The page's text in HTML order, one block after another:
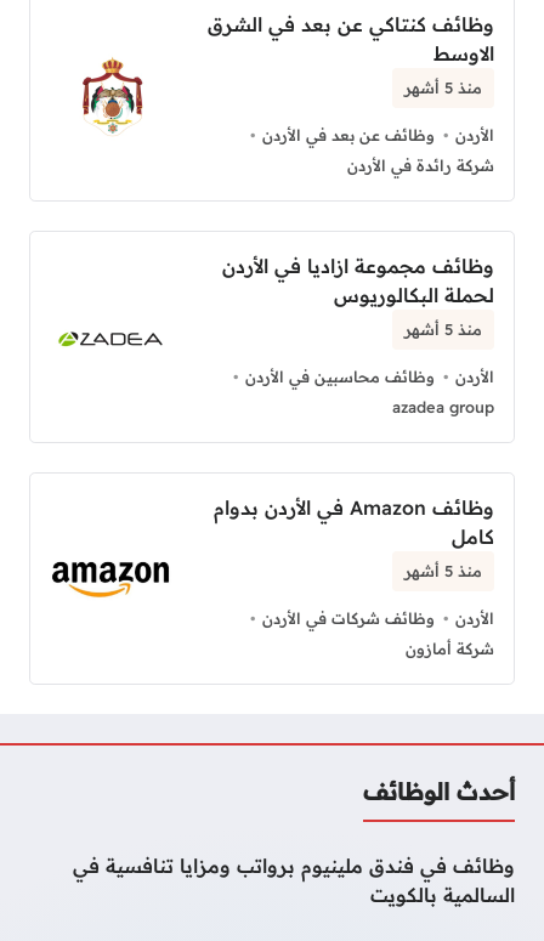
وظائف كنتاكي عن بعد في الشرق
الاوسط
منذ 5 أشهر
الأردن
وظائف عن بعد في الأردن
شركة رائدة في الأردن
وظائف مجموعة ازاديا في الأردن
لحملة البكالوريوس
منذ 5 أشهر
الأردن
وظائف محاسبين في الأردن
azadea group
وظائف Amazon في الأردن بدوام
كامل
منذ 5 أشهر
الأردن
وظائف شركات في الأردن
شركة أمازون
أحدث الوظائف
وظائف في فندق ملينيوم برواتب ومزايا تنافسية في
السالمية بالكويت